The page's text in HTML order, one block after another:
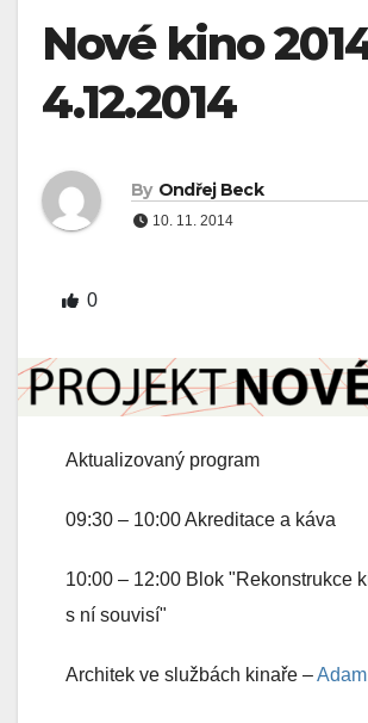
Nové kino
4.12.2014
By Ondřej Beck
10. 11. 2014
0
Aktualizovaný program
09:30 – 10:00 Akreditace a káva
10:00 – 12:00 Blok "Rekonstrukce
s ní souvisí"
Architek ve službách kinaře –